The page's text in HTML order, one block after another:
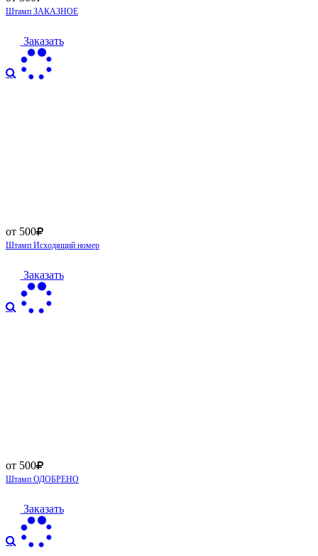
Штамп ЗАКАЗНОЕ
Заказать
от 500
Штамп Исходящий номер
Заказать
от 500
Штамп ОДОБРЕНО
Заказать